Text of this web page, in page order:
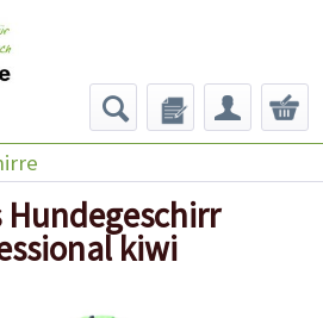
Hundegeschirr
kiwi